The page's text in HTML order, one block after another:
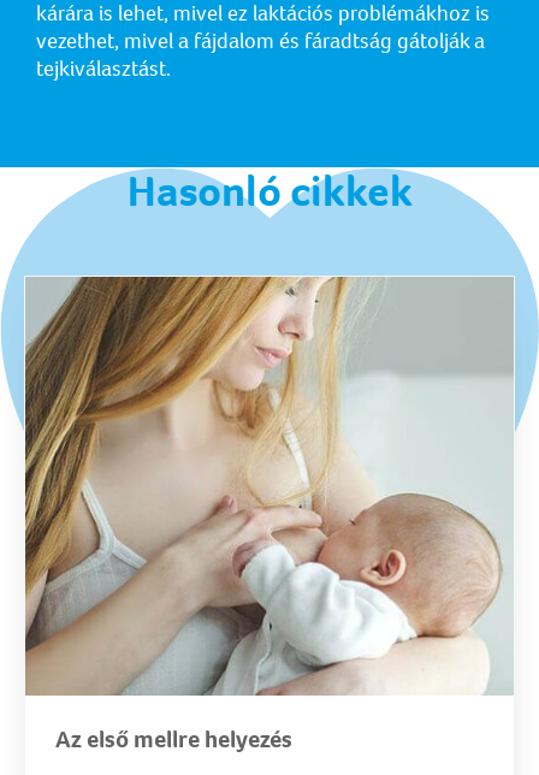
kárára is lehet, mivel ez laktációs problémákhoz is
vezethet, mivel a fájdalom és fáradtság gátolják a
tejkiválasztást.
Hasonló cikkek
Az első mellre helyezés